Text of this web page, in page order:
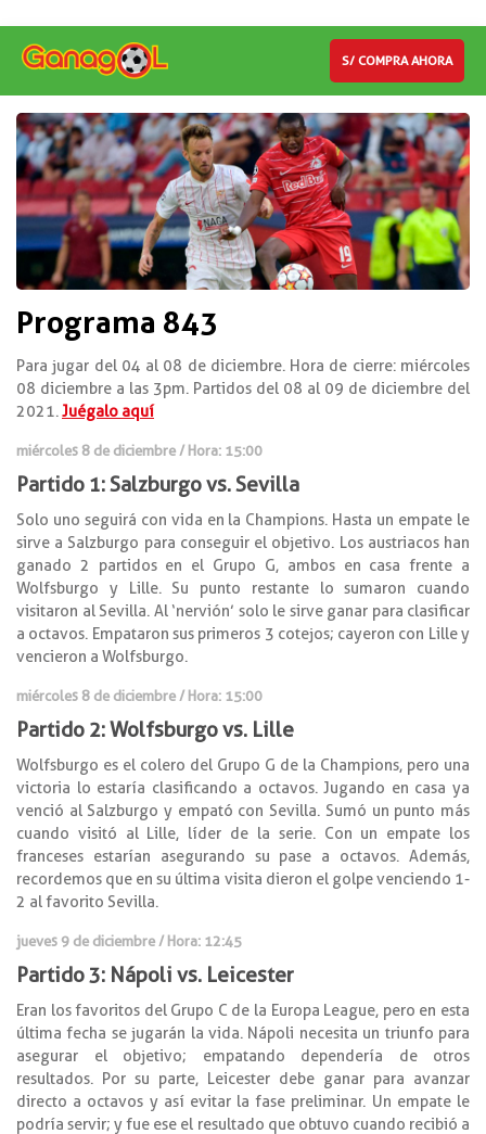
S/ COMPRA AHORA
Programa 843
Para jugar del 04 al 08 de diciembre. Hora de cierre: miércoles
08 diciembre a las 3pm. Partidos del 08 al 09 de diciembre del
2021. Juégalo aquí
miércoles 8 de diciembre / Hora: 15:00
Partido 1: Salzburgo vs. Sevilla
Solo uno seguirá con vida en la Champions. Hasta un empate le
sirve a Salzburgo para conseguir el objetivo. Los austriacos han
ganado 2 partidos en el Grupo G, ambos en casa frente a
Wolfsburgo y Lille. Su punto restante lo sumaron cuando
visitaron al Sevilla. Al ‘nervión’ solo le sirve ganar para clasificar
a octavos. Empataron sus primeros 3 cotejos; cayeron con Lille y
vencieron a Wolfsburgo.
miércoles 8 de diciembre / Hora: 15:00
Partido 2: Wolfsburgo vs. Lille
Wolfsburgo es el colero del Grupo G de la Champions, pero una
victoria lo estaría clasificando a octavos. Jugando en casa ya
venció al Salzburgo y empató con Sevilla. Sumó un punto más
cuando visitó al Lille, líder de la serie. Con un empate los
franceses estarían asegurando su pase a octavos. Además,
recordemos que en su última visita dieron el golpe venciendo 1-
2 al favorito Sevilla.
jueves 9 de diciembre / Hora: 12:45
Partido 3: Nápoli vs. Leicester
Eran los favoritos del Grupo C de la Europa League, pero en esta
última fecha se jugarán la vida. Nápoli necesita un triunfo para
asegurar el objetivo; empatando dependería de otros
resultados. Por su parte, Leicester debe ganar para avanzar
directo a octavos y así evitar la fase preliminar. Un empate le
podría servir; y fue ese el resultado que obtuvo cuando recibió a